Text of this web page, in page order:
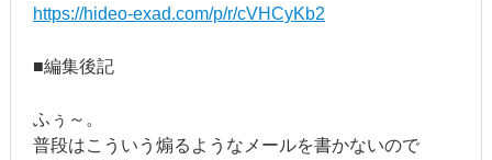
https://hideo-exad.com/p/r/cVHCyKb2
■編集後記
ふぅ～。
普段はこういう煽るようなメールを書かないので